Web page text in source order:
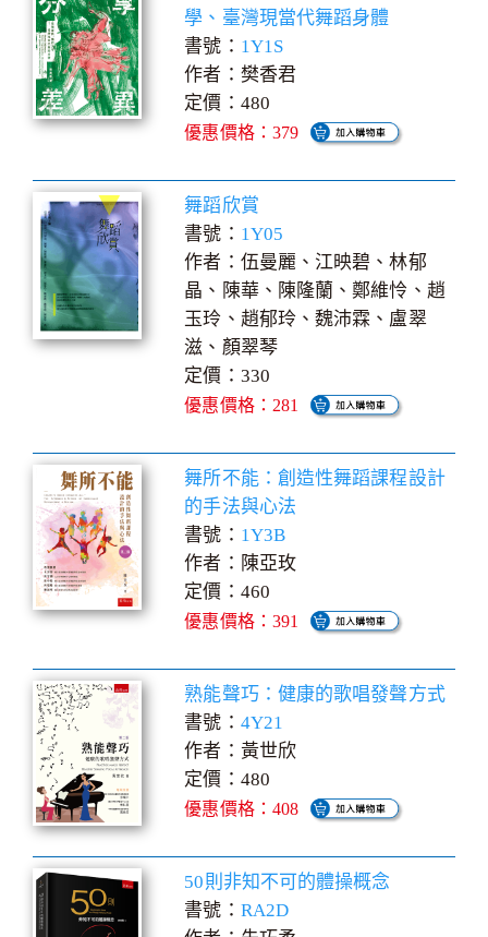
學、臺灣現當代舞蹈身體
書號： 1Y1S
作者：樊香君
定價：480
優惠價格：379
舞蹈欣賞
書號： 1Y05
作者：伍曼麗、江映碧、林郁
晶、陳華、陳隆蘭、鄭維怜、趙
玉玲、趙郁玲、魏沛霖、盧翠
滋、顏翠琴
定價：330
優惠價格：281
舞所不能：創造性舞蹈課程設計
的手法與心法
書號： 1Y3B
作者：陳亞玫
定價：460
優惠價格：391
熟能聲巧：健康的歌唱發聲方式
書號： 4Y21
作者：黃世欣
定價：480
優惠價格：408
50則非知不可的體操概念
書號： RA2D